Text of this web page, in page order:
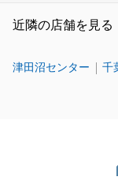
近隣の店舗を見る
津田沼センター 千